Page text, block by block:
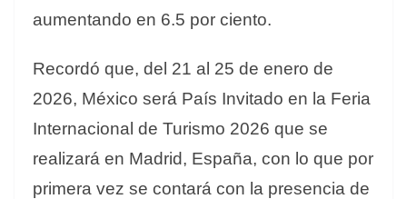
aumentando en 6.5 por ciento.
Recordó que, del 21 al 25 de enero de
2026, México será País Invitado en la Feria
Internacional de Turismo 2026 que se
realizará en Madrid, España, con lo que por
primera vez se contará con la presencia de